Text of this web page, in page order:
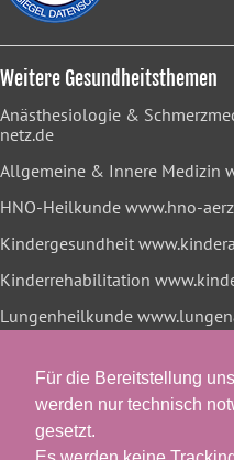
Für die Bereitstellung
werden nur technisch
gesetzt.
Weitere Gesundheitsthemen
Anästhesiologie &
netz.de
Allgemeine & Innere Medizin
HNO-Heilkunde www.hno-
Kindergesundheit
Kinderrehabilitation
Lungenheilkunde
netz.org
Onkologische Rehabilitation